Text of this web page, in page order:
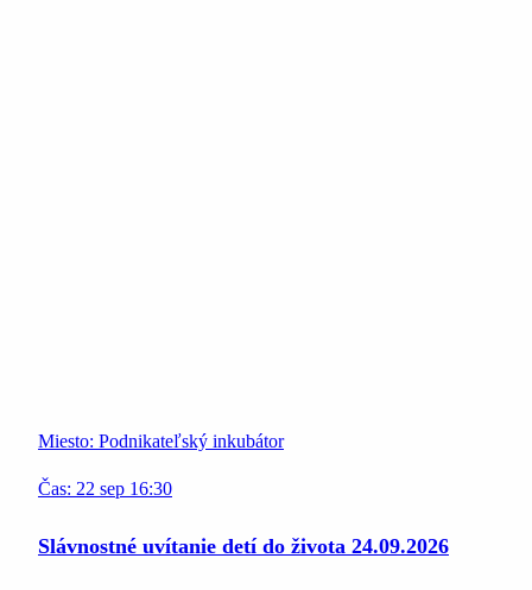
Miesto: Podnikateľský inkubátor
Čas: 22 sep 16:30
Slávnostné uvítanie detí do života 24.09.2026